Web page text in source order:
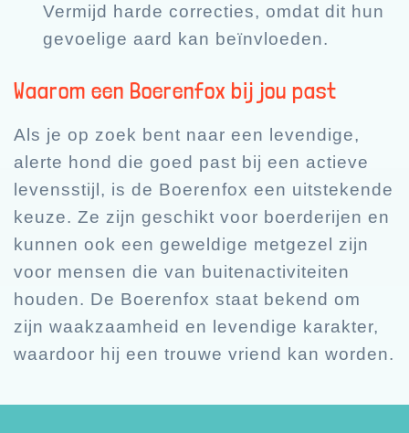
Vermijd harde correcties, omdat dit hun
gevoelige aard kan beïnvloeden.
Waarom een Boerenfox bij jou past
Als je op zoek bent naar een levendige,
alerte hond die goed past bij een actieve
levensstijl, is de Boerenfox een uitstekende
keuze. Ze zijn geschikt voor boerderijen en
kunnen ook een geweldige metgezel zijn
voor mensen die van buitenactiviteiten
houden. De Boerenfox staat bekend om
zijn waakzaamheid en levendige karakter,
waardoor hij een trouwe vriend kan worden.